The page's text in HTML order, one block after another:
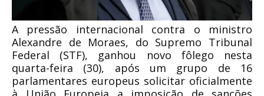
A pressão internacional contra o ministro
Alexandre de Moraes, do Supremo Tribunal
Federal (STF), ganhou novo fôlego nesta
quarta-feira (30), após um grupo de 16
parlamentares europeus solicitar oficialmente